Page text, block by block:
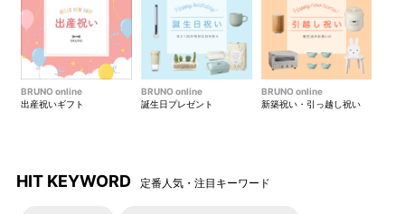
BRUNO online
出産祝いギフト
BRUNO online
誕生日プレゼント
BRUNO online
新築祝い・引っ越し祝い
HIT KEYWORD 定番人気・注目キーワード